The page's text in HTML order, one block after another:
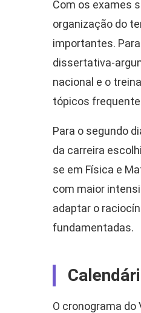
Com os exames
organização do
importantes.
dissertativa-
nacional e o
tópicos
Para o segundo
da carreira
se em Física e
com maior
adaptar o
fundamentadas.
O cronograma